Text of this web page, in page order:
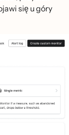
się u góry